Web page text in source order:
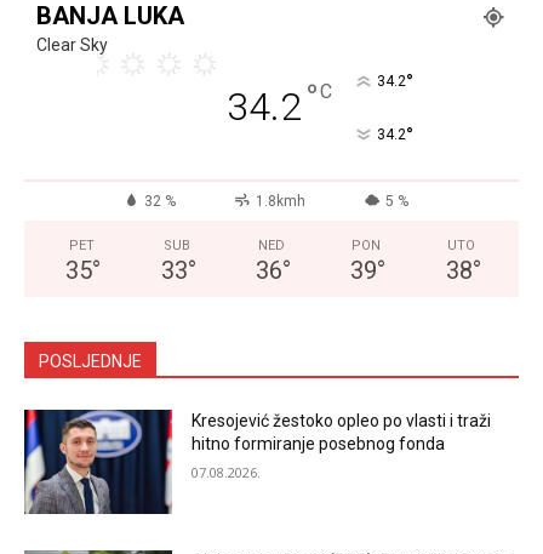
BANJA LUKA
Clear Sky
34.2°C 34.2°
34.2°
32 % 1.8kmh 5 %
PET
35°
SUB
33°
NED
36°
PON
39°
UTO
38°
POSLJEDNJE
Kresojević žestoko opleo po vlasti i traži
hitno formiranje posebnog fonda
07.08.2026.